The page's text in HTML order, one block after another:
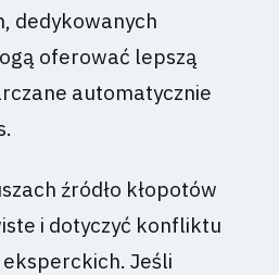
dedykowanych
oferować lepszą
automatycznie
źródło kłopotów
i dotyczyć konfliktu
Jeśli